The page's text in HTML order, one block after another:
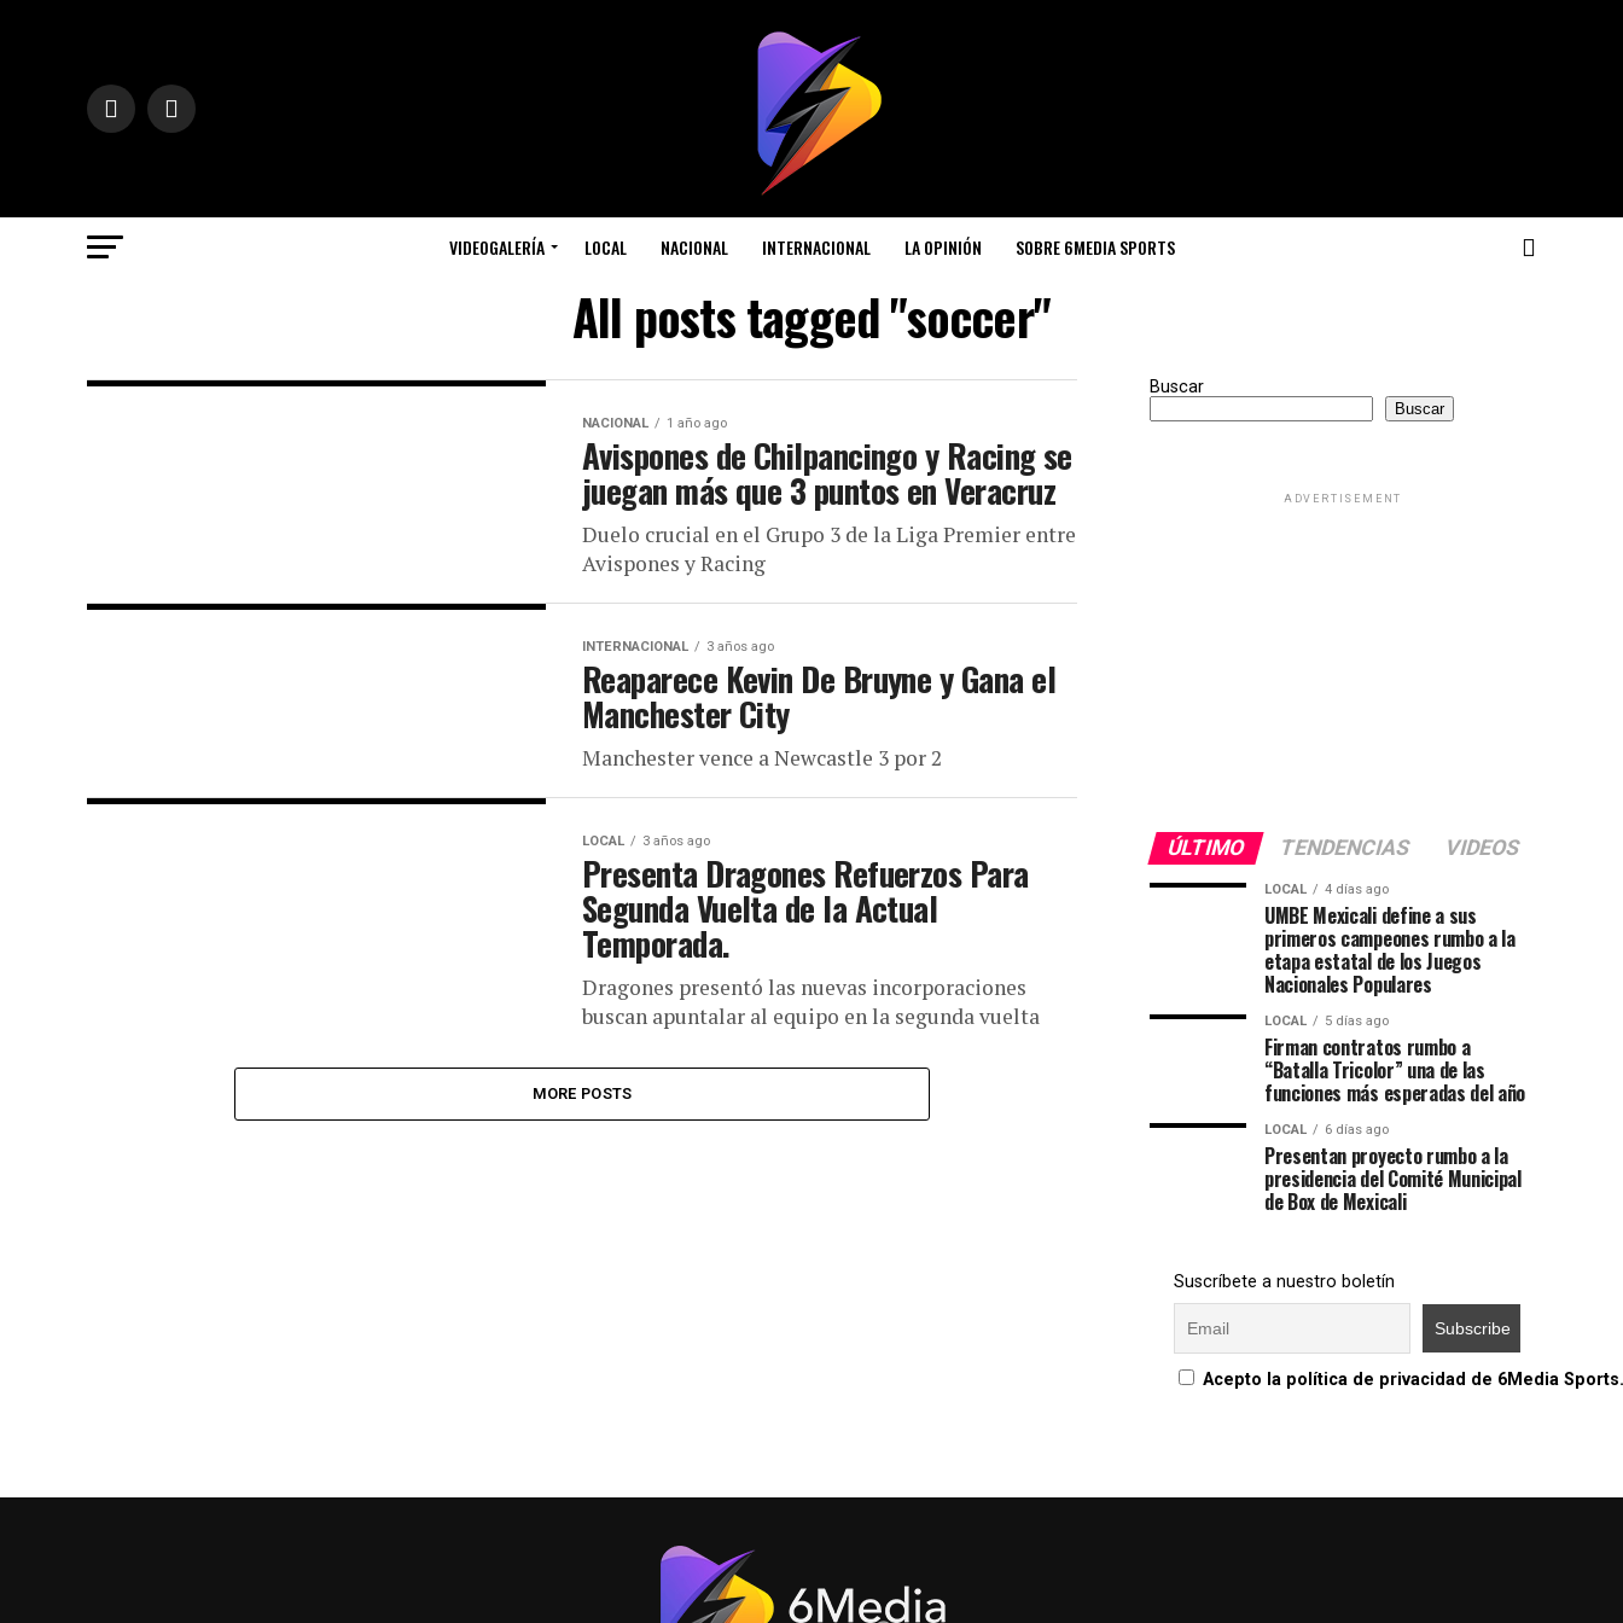
VIDEOGALERÍA LOCAL NACIONAL INTERNACIONAL LA OPINIÓN SOBRE 6MEDIA SPORTS
All posts tagged "soccer"
NACIONAL 1 año ago
Avispones de Chilpancingo y Racing se
juegan más que 3 puntos en Veracruz
Duelo crucial en el Grupo 3 de la Liga Premier entre
Avispones y Racing
INTERNACIONAL 3 años ago
Reaparece Kevin De Bruyne y Gana el
Manchester City
Manchester vence a Newcastle 3 por 2
LOCAL 3 años ago
Presenta Dragones Refuerzos Para
Segunda Vuelta de la Actual
Temporada.
Dragones presentó las nuevas incorporaciones
buscan apuntalar al equipo en la segunda vuelta
MORE POSTS
Buscar
Buscar
ADVERTISEMENT
ÚLTIMO TENDENCIAS VIDEOS
LOCAL 4 días ago
UMBE Mexicali define a sus
primeros campeones rumbo a la
etapa estatal de los Juegos
Nacionales Populares
LOCAL 5 días ago
Firman contratos rumbo a
“Batalla Tricolor” una de las
funciones más esperadas del año
LOCAL 6 días ago
Presentan proyecto rumbo a la
presidencia del Comité Municipal
de Box de Mexicali
Suscríbete a nuestro boletín
Acepto la política de privacidad de 6Media Sports.